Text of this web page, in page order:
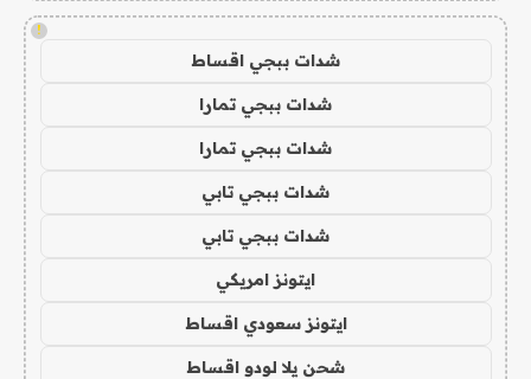
!
شدات ببجي اقساط
شدات ببجي تمارا
شدات ببجي تمارا
شدات ببجي تابي
شدات ببجي تابي
ايتونز امريكي
ايتونز سعودي اقساط
شحن يلا لودو اقساط